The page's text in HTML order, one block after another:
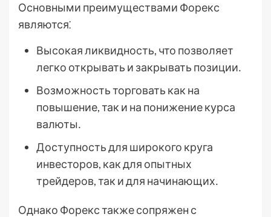
Основными преимуществами Форекс
являются⁚
Высокая ликвидность, что позволяет
легко открывать и закрывать позиции․
Возможность торговать как на
повышение, так и на понижение курса
валюты․
Доступность для широкого круга
инвесторов, как для опытных
трейдеров, так и для начинающих․
Однако Форекс также сопряжен с